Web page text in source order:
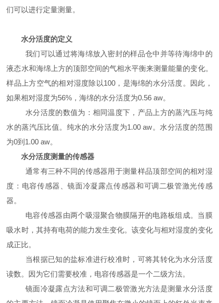
们可以进行定量测量。
水分活度的定义
我们可以通过将海绵放入密封的样品仓中并等待海绵中的
液态水和海绵上方的顶部空间的气相水平衡来测量能量的变化。
样品上方空气的相对湿度除以100 ，是海绵的水分活度。因此，
如果相对湿度为56% ，海绵的水分活度为0.56 aw。
水分活度的数值为：相同温度下，产品上方的蒸汽压与纯
水的蒸汽压比值。纯水的水分活度为1.00 aw。水分活度的范围
为0到 1.00 aw。
水分活度测量的传感器
通常有三种不同的传感器用于测量样品顶部空间的相对湿
度：电容传感器、镜面冷凝露点传感器和可调二极管激光传感
器。
电容传感器由两个吸湿聚合物膜隔开的电路板组成。当膜
吸水时，其持有电荷的能力发生变化。该变化与相对湿度的变化
成正比。
当根据已知的盐标准进行校准时，可将其转化为水分活度
读数。因为它们需要校准，电容传感器是一个二级方法。
镜面冷凝露点方法和可调二极管激光方法是测量水分活度